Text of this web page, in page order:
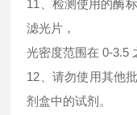
11、检测使用的酶
滤光片，
光密度范围在 0-3.5
12、请勿使用其他
剂盒中的试剂。